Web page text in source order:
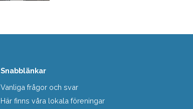
Snabblänkar
Vanliga frågor och svar
Här finns våra lokala föreningar